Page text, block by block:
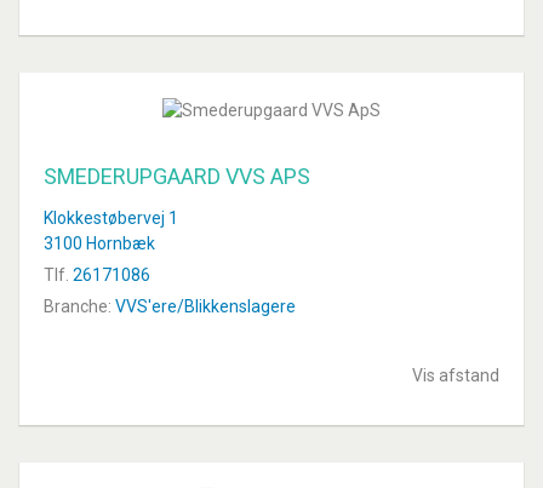
SMEDERUPGAARD VVS APS
Klokkestøbervej 1
3100 Hornbæk
Tlf. 26171086
Branche: VVS'ere/Blikkenslagere
Vis afstand